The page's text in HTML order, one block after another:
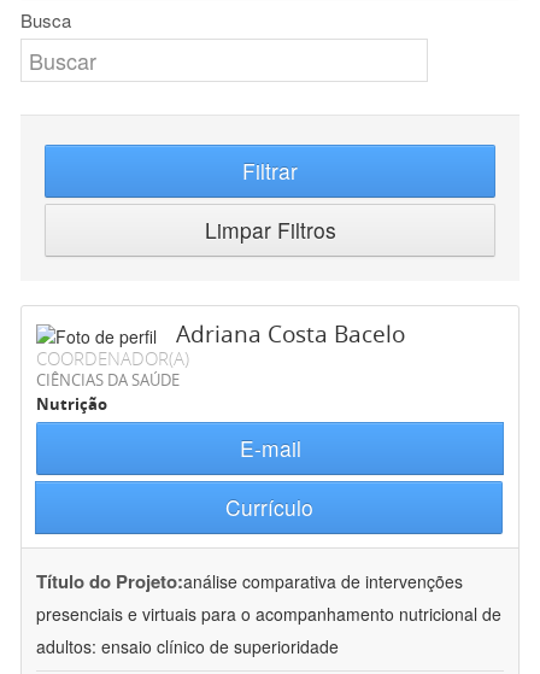
Busca
Filtrar
Limpar Filtros
Adriana Costa Bacelo
COORDENADOR(A)
CIÊNCIAS DA SAÚDE
Nutrição
E-mail
Currículo
Título do Projeto:análise comparativa de intervenções
presenciais e virtuais para o acompanhamento nutricional de
adultos: ensaio clínico de superioridade